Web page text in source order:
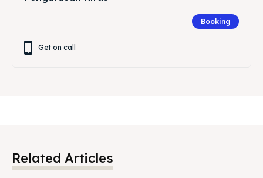
Booking
Get on call
Related Articles